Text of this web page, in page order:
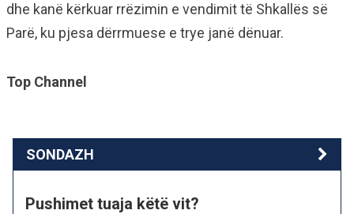
dhe kanë kërkuar rrëzimin e vendimit të Shkallës së
Parë, ku pjesa dërrmuese e trye janë dënuar.
Top Channel
SONDAZH
Pushimet tuaja këtë vit?